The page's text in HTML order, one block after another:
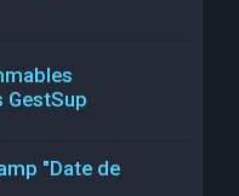
GestSup
"Date de